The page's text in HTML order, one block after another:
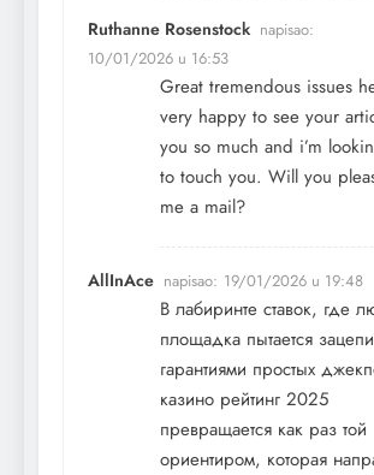
Ruthanne Rosenstock napisao:
10/01/2026 u 16:53
Great tremendous issues
very happy to see your
you so much and i’m
to touch you. Will you
me a mail?
AllInAce napisao: 19/01/2026 u 19:48
В лабиринте ставок, где
площадка пытается
гарантиями простых
казино рейтинг 2025
превращается как раз той
ориентиром, которая